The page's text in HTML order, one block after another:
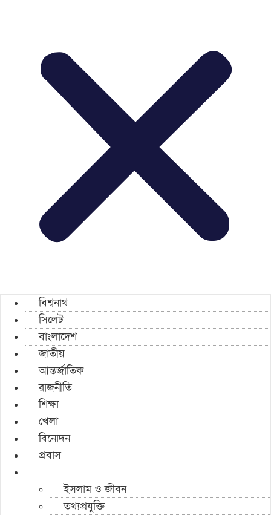
বিশ্বনাথ
সিলেট
বাংলাদেশ
জাতীয়
আন্তর্জাতিক
রাজনীতি
শিক্ষা
খেলা
বিনোদন
প্রবাস
ইসলাম ও জীবন
তথ্যপ্রযুক্তি